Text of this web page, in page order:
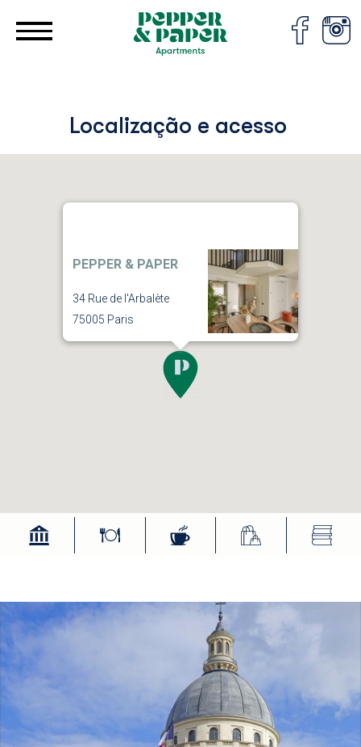
Localização e acesso
PEPPER & PAPER
34 Rue de l'Arbalète
75005 Paris